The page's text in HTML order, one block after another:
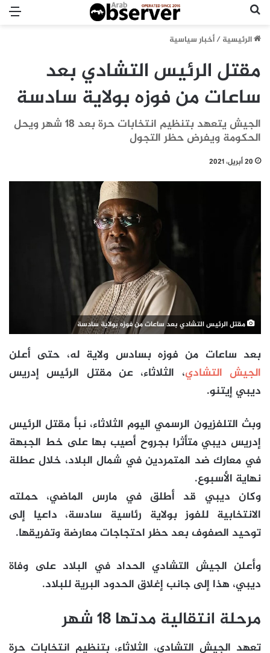
الرئيسية/أخبار سياسية
مقتل الرئيس التشادي بعد
ساعات من فوزه بولاية سادسة
الجيش يتعهد بتنظيم انتخابات حرة بعد 18 شهر ويحل
الحكومة ويفرض حظر التجول
20 أبريل، 2021
مقتل الرئيس التشادي بعد ساعات من فوزه بولاية سادسة
بعد ساعات من فوزه بسادس ولاية له، حتى أعلن
الجيش التشادي، الثلاثاء، عن مقتل الرئيس إدريس
ديبي إيتنو.
وبث التلفزيون الرسمي اليوم الثلاثاء، نبأ مقتل الرئيس
إدريس ديبي متأثرا بجروح أصيب بها على خط الجبهة
في معارك ضد المتمردين في شمال البلاد، خلال عطلة
نهاية الأسبوع.
وكان ديبي قد أطلق في مارس الماضي، حملته
الانتخابية للفوز بولاية رئاسية سادسة، داعيا إلى
توحيد الصفوف بعد حظر احتجاجات معارضة وتفريقها.
وأعلن الجيش التشادي الحداد في البلاد على وفاة
ديبي، هذا إلى جانب إغلاق الحدود البرية للبلاد.
مرحلة انتقالية مدتها 18 شهر
تعهد الجيش التشادي، الثلاثاء، بتنظيم انتخابات حرة